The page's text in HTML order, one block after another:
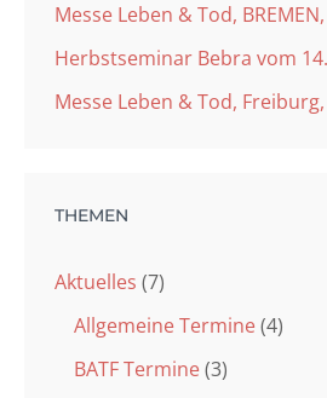
Messe Leben & Tod,
Herbstseminar Bebra vom
Messe Leben & Tod,
THEMEN
Aktuelles (7)
Allgemeine Termine(4)
BATF Termine(3)